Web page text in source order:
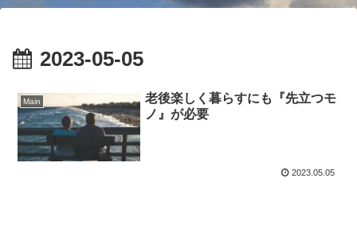
2023-05-05
Main
老後楽しく暮らすにも『先立つモ
ノ』が必要
2023.05.05